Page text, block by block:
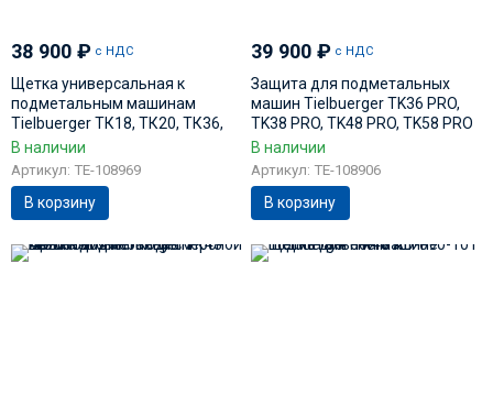
38 900 ₽ с НДС
Щетка универсальная к
подметальным машинам
Tielbuerger ТК18, ТК20, ТК36,
ТК38 AD-090-082
В наличии
Артикул: TE-108969
В корзину
39 900₽ с НДС
Защита для подметальных
машин Tielbuerger TK36 PRO,
TK38 PRO, TK48 PRO, TK58 PRO
AY-031-001TS
В наличии
Артикул: TE-108906
В корзину